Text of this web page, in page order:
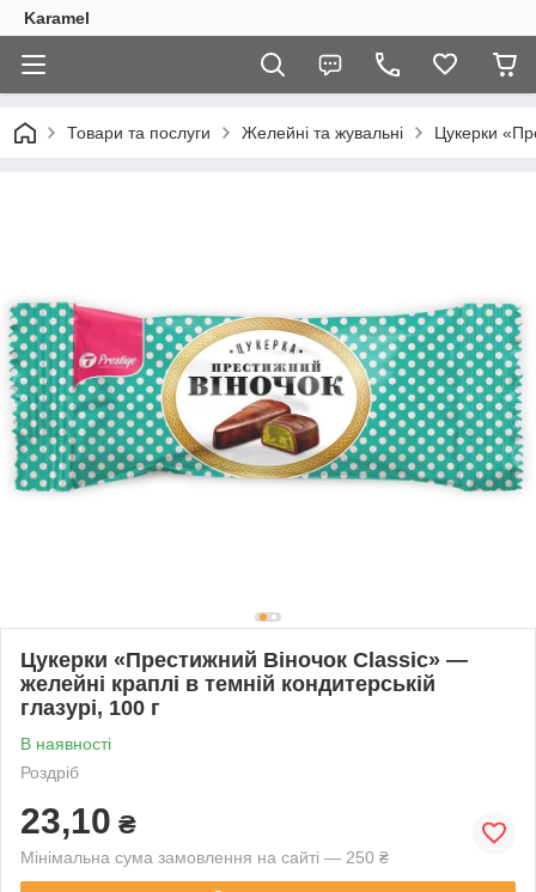
Karamel
Товари та послуги Желейні та жувальні Цукерки
Цукерки «Престижний Віночок Classic» —
желейні краплі в темній кондитерській
глазурі, 100 г
В наявності
Роздріб
23,10 ₴
Мінімальна сума замовлення на сайті — 250 ₴